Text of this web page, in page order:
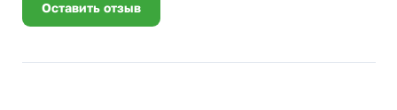
Оставить отзыв